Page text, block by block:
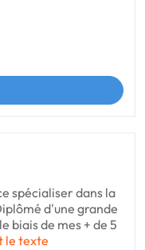
spécialiser dans la
d'une grande
biais de mes + de 5
le texte